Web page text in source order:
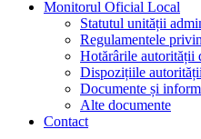
Monitorul Oficial Local
Statutul unității
Regulamentele
Hotărârile autorității
Dispozițiile
Documente și
Alte documente
Contact